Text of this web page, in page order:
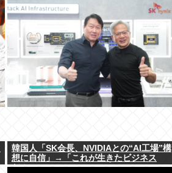
韓国人「SK会長、NVIDIAとの“AI工場”構
想に自信」→「これが生きたビジネス
だ！」